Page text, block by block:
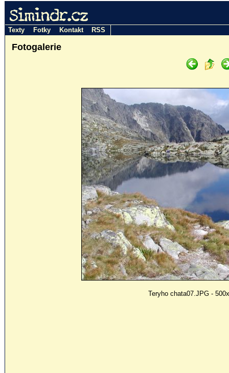
Simindr.cz
Texty Fotky Kontakt RSS
Fotogalerie
Teryho chata07.JPG -